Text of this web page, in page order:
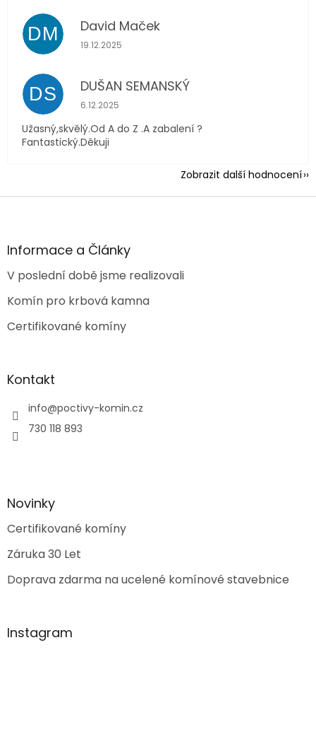
DM David Maček
Hodnocení obchodu je 5 z 5 hvězdiček.
19.12.2025
DS DUŠAN SEMANSKÝ
Hodnocení obchodu je 5 z 5 hvězdiček.
6.12.2025
Užasný,skvělý.Od A do Z .A zabalení ?
Fantastický.Děkuji
Zobrazit další hodnocení
Z
aInformace a Články
V poslední době jsme realizovali
Komín pro krbová kamna
Certifikované komíny
Kontakt
info@poctivy-komin.cz
730 118 893
Novinky
Certifikované komíny
Záruka 30 Let
Doprava zdarma na ucelené komínové stavebnice
Instagram